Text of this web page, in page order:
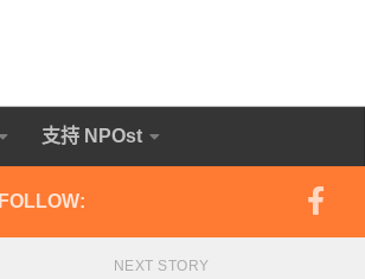
支持 NPOst
FOLLOW:
NEXT STORY